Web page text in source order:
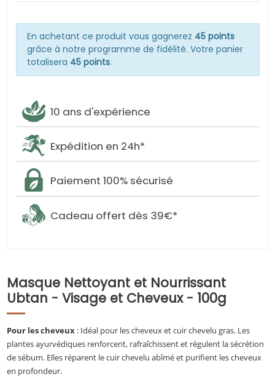
En achetant ce produit vous gagnerez 45 points
grâce à notre programme de fidélité. Votre panier
totalisera 45 points.
10 ans d'expérience
Expédition en 24h*
Paiement 100% sécurisé
Cadeau offert dès 39€*
Masque Nettoyant et Nourrissant
Ubtan - Visage et Cheveux - 100g
Pour les cheveux: Idéal pour les cheveux et cuir chevelu gras. Les
plantes ayurvédiques renforcent, rafraîchissent et régulent la sécrétion
de sébum. Elles réparent le cuir chevelu abîmé et purifient les cheveux
en profondeur.